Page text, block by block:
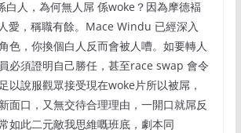
白人，為何無人屌 係woke？因為摩德褔
愛，稱職有餘。Mace Windu 已經深入
色，你換個白人反而會被人嘈。如要轉人
必須證明自己勝任，甚至race swap 會令
以說服觀眾接受現在woke片所以被屌，
面口，又無交待合理理由，一開口就屌反
如此二元敵我思維嘅班底，劇本同